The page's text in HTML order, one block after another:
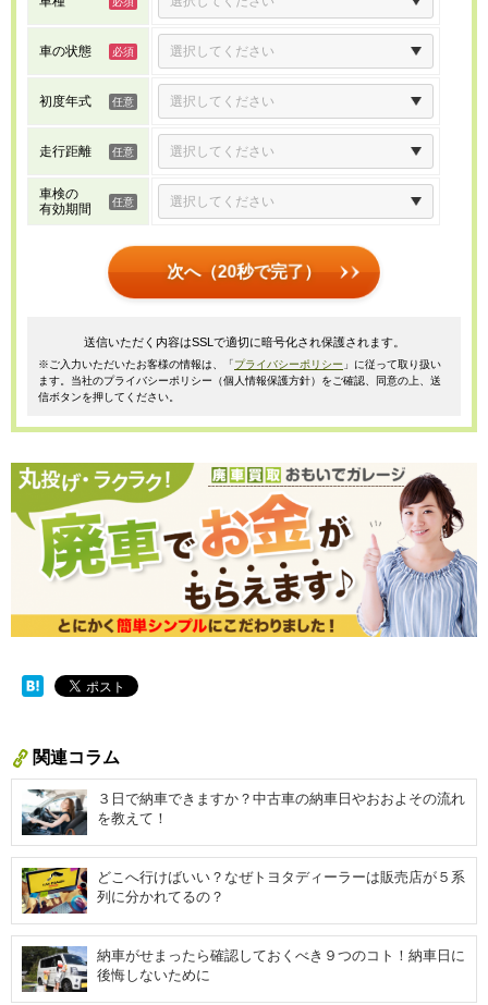
車の状態
初度年式
走行距離
車検の
有効期間
次へ（20秒で完了）
送信いただく内容はSSLで適切に暗号化され保護されます。
※ご入力いただいたお客様の情報は、「 プライバシーポリシー 」に従って取り扱い
ます。当社のプライバシーポリシー（個人情報保護方針）をご確認、同意の上、送
信ボタンを押してください。
関連コラム
３日で納車できますか？中古車の納車日やおおよその流れ
を教えて！
どこへ行けばいい？なぜトヨタディーラーは販売店が５系
列に分かれてるの？
納車がせまったら確認しておくべき９つのコト！納車日に
後悔しないために